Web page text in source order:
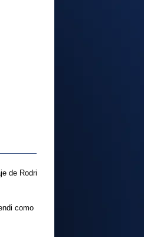
de Rodri
como